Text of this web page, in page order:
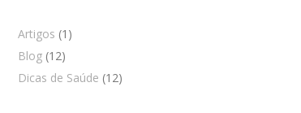
Artigos (1)
Blog(12)
Dicas de Saúde (12)